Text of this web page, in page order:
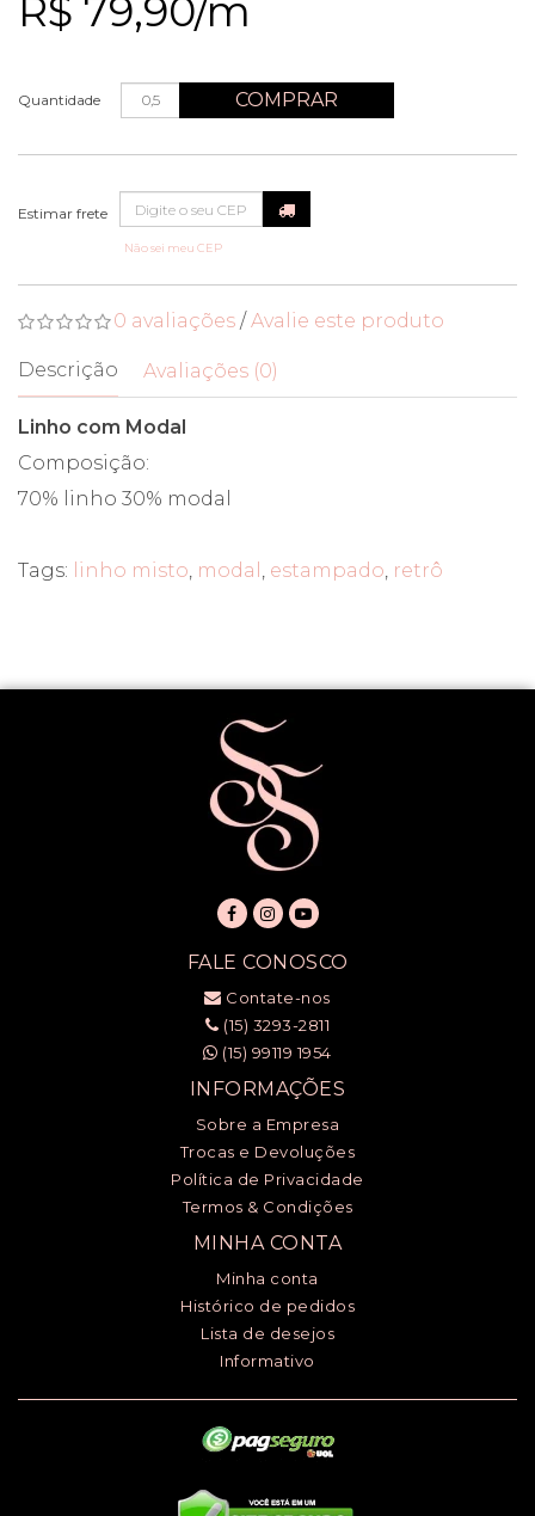
R$ 79,90/m
Quantidade COMPRAR
Não sei meu CEP
0 avaliações /Avalie este produto
Descrição Avaliações (0)
Linho com Modal
Composição:
70% linho 30% modal
Tags: linho misto, modal , estampado, retrô
FALE CONOSCO
Contate-nos
(15) 3293-2811
(15) 99119 1954
INFORMAÇÕES
Sobre a Empresa
Trocas e Devoluções
Política de Privacidade
Termos & Condições
MINHA CONTA
Minha conta
Histórico de pedidos
Lista de desejos
Informativo